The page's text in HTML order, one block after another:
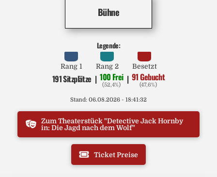
Bühne
Legende:
Rang 1 Rang 2 Besetzt
191 Sitzplätze | 100 Frei
(52,4%)
| 91 Gebucht
(47,6%)
Stand: 06.08.2026 - 18:41:32
Zum Theaterstück "Detective Jack Hornby
in: Die Jagd nach dem Wolf"
Ticket Preise